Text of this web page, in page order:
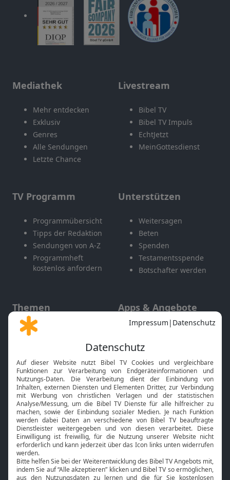
Mediathek
Mehr entdecken
Exklusiv
Genres
Alle Sendungen
Letzte Chance
Livestream
Bibel TV
Bibel TV Impuls
EchtJetzt
MeinGottesdienst
TV Programm
Programmübersicht
Tipps der Redaktion
Sendungen von A-Z
Programmheft
kostenlos anfordern
Unterstützen
Weitersagen
Beten
Spenden
Testamentsspende
Botschafter werden
Themen
Gott und Bibel erklärt
Neuigkeiten
Apps & Angebote
Mobile App
Smart TV
HbbTV
Bibelthek Online-Bibel
Nächster Gottesdienst
Bibel TV
Über uns
Service
Kontakt